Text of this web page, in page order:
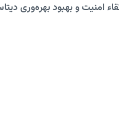
امنیت و بهبود بهره‌وری